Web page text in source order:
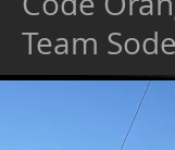
Team